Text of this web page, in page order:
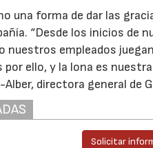
una forma de dar las
“Desde los inicios de
nuestros empleados
ello, y la lona es
directora general de
Solicitar